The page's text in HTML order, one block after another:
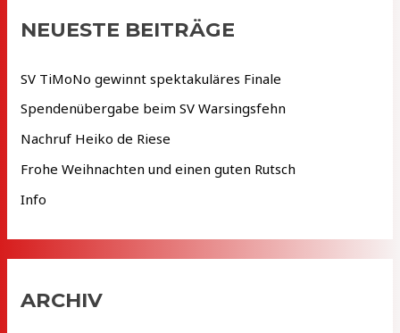
n
a
c
h
:
NEUESTE BEITRÄGE
SV TiMoNo gewinnt spektakuläres Finale
Spendenübergabe beim SV Warsingsfehn
Nachruf Heiko de Riese
Frohe Weihnachten und einen guten Rutsch
Info
ARCHIV